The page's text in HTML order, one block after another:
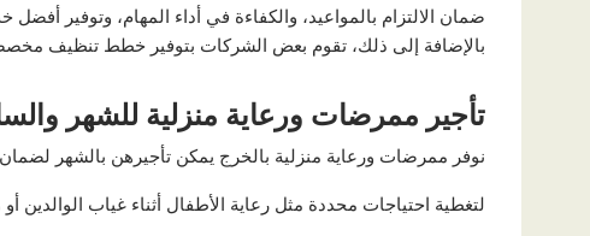
ضمان الالتزام بالمواعيد، والكفاءة في أداء المهام، وتوفير
بالإضافة إلى ذلك، تقوم بعض الشركات بتوفير خطط تنظيف
تأجير ممرضات ورعاية منزلية للشهر
نوفر ممرضات ورعاية منزلية بالخرج يمكن تأجيرهن بالشهر لضمان
لتغطية احتياجات محددة مثل رعاية الأطفال أثناء غياب الوالدين